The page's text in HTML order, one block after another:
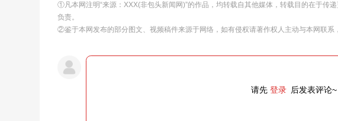
①凡本网注明“来源：XXX(非包头新闻网)”的作品，均转载自其他媒体，转载目的在于传
负责。
②鉴于本网发布的部分图文、视频稿件来源于网络，如有侵权请著作权人主动与本网联系
请先 登录 后发表评论~